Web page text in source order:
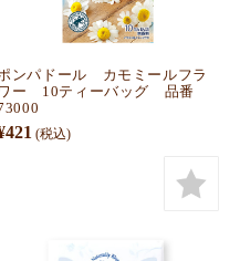
ンパドール カモミールフラ
ー 10ティーバッグ 品番
(税込)